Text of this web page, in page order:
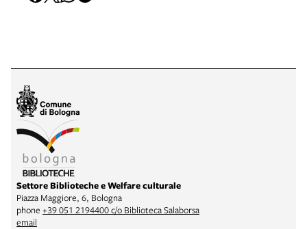
Settore Biblioteche e Welfare culturale
Piazza Maggiore, 6, Bologna
phone +39 051 2194400 c/o Biblioteca Salaborsa
email